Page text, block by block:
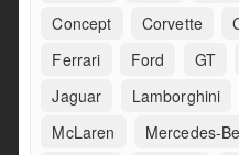
Concept
Corvette
Ferrari
Ford GT
Jaguar
Lamborghini
McLaren
Mercedes-